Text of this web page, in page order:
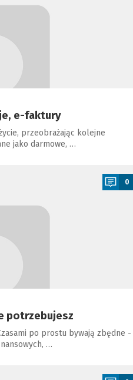
e-faktury
przeobrażając kolejne
jako darmowe, …
0
potrzebujesz
po prostu bywają zbędne -
…